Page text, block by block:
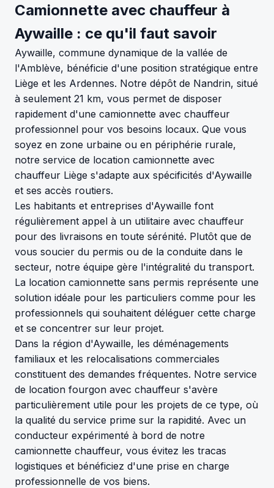
Camionnette avec chauffeur à
Aywaille : ce qu'il faut savoir
Aywaille, commune dynamique de la vallée de
l'Amblève, bénéficie d'une position stratégique entre
Liège et les Ardennes. Notre dépôt de Nandrin, situé
à seulement 21 km, vous permet de disposer
rapidement d'une camionnette avec chauffeur
professionnel pour vos besoins locaux. Que vous
soyez en zone urbaine ou en périphérie rurale,
notre service de location camionnette avec
chauffeur Liège s'adapte aux spécificités d'Aywaille
et ses accès routiers.
Les habitants et entreprises d'Aywaille font
régulièrement appel à un utilitaire avec chauffeur
pour des livraisons en toute sérénité. Plutôt que de
vous soucier du permis ou de la conduite dans le
secteur, notre équipe gère l'intégralité du transport.
La location camionnette sans permis représente une
solution idéale pour les particuliers comme pour les
professionnels qui souhaitent déléguer cette charge
et se concentrer sur leur projet.
Dans la région d'Aywaille, les déménagements
familiaux et les relocalisations commerciales
constituent des demandes fréquentes. Notre service
de location fourgon avec chauffeur s'avère
particulièrement utile pour les projets de ce type, où
la qualité du service prime sur la rapidité. Avec un
conducteur expérimenté à bord de notre
camionnette chauffeur, vous évitez les tracas
logistiques et bénéficiez d'une prise en charge
professionnelle de vos biens.